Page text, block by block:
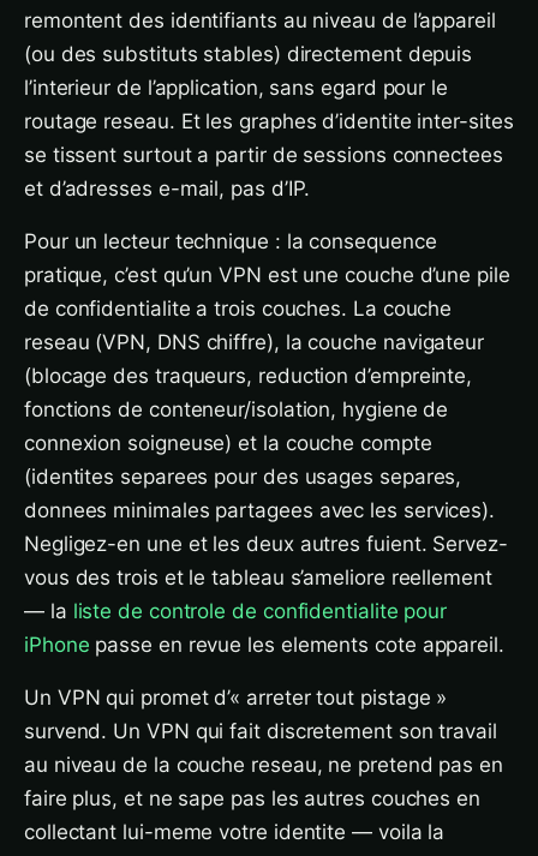
remontent des identifiants au niveau de l’appareil
(ou des substituts stables) directement depuis
l’interieur de l’application, sans egard pour le
routage reseau. Et les graphes d’identite inter-sites
se tissent surtout a partir de sessions connectees
et d’adresses e-mail, pas d’IP.
Pour un lecteur technique : la consequence
pratique, c’est qu’un VPN est une couche d’une pile
de confidentialite a trois couches. La couche
reseau (VPN, DNS chiffre), la couche navigateur
(blocage des traqueurs, reduction d’empreinte,
fonctions de conteneur/isolation, hygiene de
connexion soigneuse) et la couche compte
(identites separees pour des usages separes,
donnees minimales partagees avec les services).
Negligez-en une et les deux autres fuient. Servez-
vous des trois et le tableau s’ameliore reellement
— la liste de controle de confidentialite pour
iPhone passe en revue les elements cote appareil.
Un VPN qui promet d’« arreter tout pistage »
survend. Un VPN qui fait discretement son travail
au niveau de la couche reseau, ne pretend pas en
faire plus, et ne sape pas les autres couches en
collectant lui-meme votre identite — voila la